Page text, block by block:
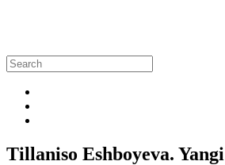
Tillaniso Eshboyeva.